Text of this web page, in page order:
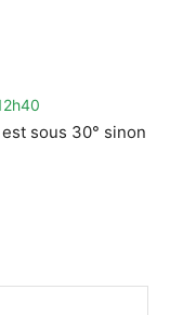
sous 30° sinon